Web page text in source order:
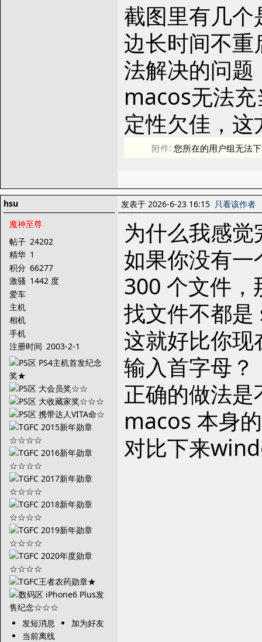
截图里有几个
边长时间不
法解决的问
macos无法
定性欠佳，
附件:您所在的用户组无法
hsu
魔神至尊
帖子 24202
精华 1
积分 66277
激骚 1442 度
爱车
主机
相机
手机
注册时间 2003-2-1
发短消息
加为好友
当前离线
发表于 2026-6-23 16:15 只看该作者
为什么我感
如果你没有
300 个文件，
找文件不都
这就好比你
输入首字母？
正确的做法
macos 本身
对比下来